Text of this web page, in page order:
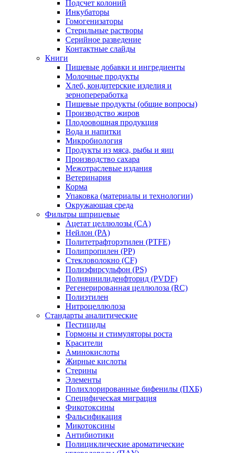
Подсчет колоний
Инкубаторы
Гомогенизаторы
Стерильные растворы
Серийное разведение
Контактные слайды
Книги
Пищевые добавки и ингредиенты
Молочные продукты
Хлеб, кондитерские изделия и
зернопереработка
Пищевые продукты (общие вопросы)
Производство жиров
Плодоовощная продукция
Вода и напитки
Микробиология
Продукты из мяса, рыбы и яиц
Производство сахара
Межотраслевые издания
Ветеринария
Корма
Упаковка (материалы и технологии)
Окружающая среда
Фильтры шприцевые
Ацетат целлюлозы (CA)
Нейлон (PA)
Политетрафторэтилен (PTFE)
Полипропилен (PP)
Стекловолокно (CF)
Полиэфирсульфон (PS)
Поливинилиденфторид (PVDF)
Регенерированная целлюлоза (RC)
Полиэтилен
Нитроцеллюлоза
Стандарты аналитические
Пестициды
Гормоны и стимуляторы роста
Красители
Аминокислоты
Жирные кислоты
Стерины
Элементы
Полихлорированные бифенилы (ПХБ)
Специфическая миграция
Фикотоксины
Фальсификация
Микотоксины
Антибиотики
Полициклические ароматические